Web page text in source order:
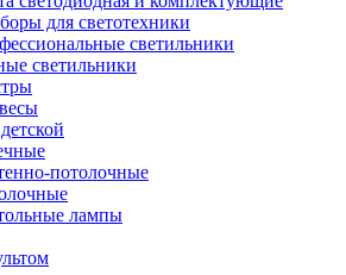
для светотехники
светильники
светильники
потолочные
лампы